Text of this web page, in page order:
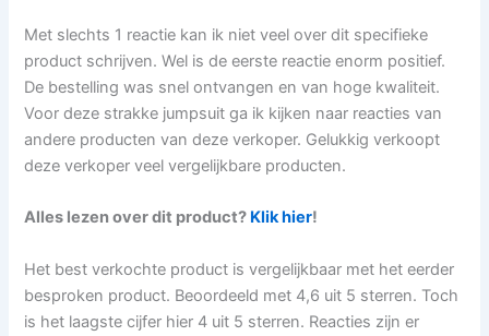
Met slechts 1 reactie kan ik niet veel over dit specifieke
product schrijven. Wel is de eerste reactie enorm positief.
De bestelling was snel ontvangen en van hoge kwaliteit.
Voor deze strakke jumpsuit ga ik kijken naar reacties van
andere producten van deze verkoper. Gelukkig verkoopt
deze verkoper veel vergelijkbare producten.
Alles lezen over dit product? Klik hier!
Het best verkochte product is vergelijkbaar met het eerder
besproken product. Beoordeeld met 4,6 uit 5 sterren. Toch
is het laagste cijfer hier 4 uit 5 sterren. Reacties zijn er